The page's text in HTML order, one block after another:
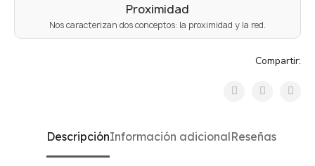
Proximidad
Nos caracterizan dos conceptos: la proximidad y la red.
Compartir:
DescripciónInformación adicionalReseñas